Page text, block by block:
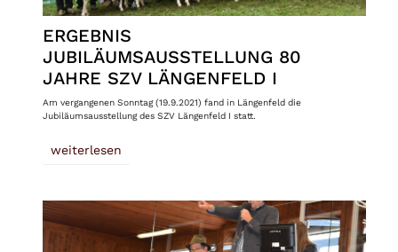
ERGEBNIS
JUBILÄUMSAUSSTELLUNG 80
JAHRE SZV LÄNGENFELD I
Am vergangenen Sonntag (19.9.2021) fand in Längenfeld die
Jubiläumsausstellung des SZV Längenfeld I statt.
weiterlesen